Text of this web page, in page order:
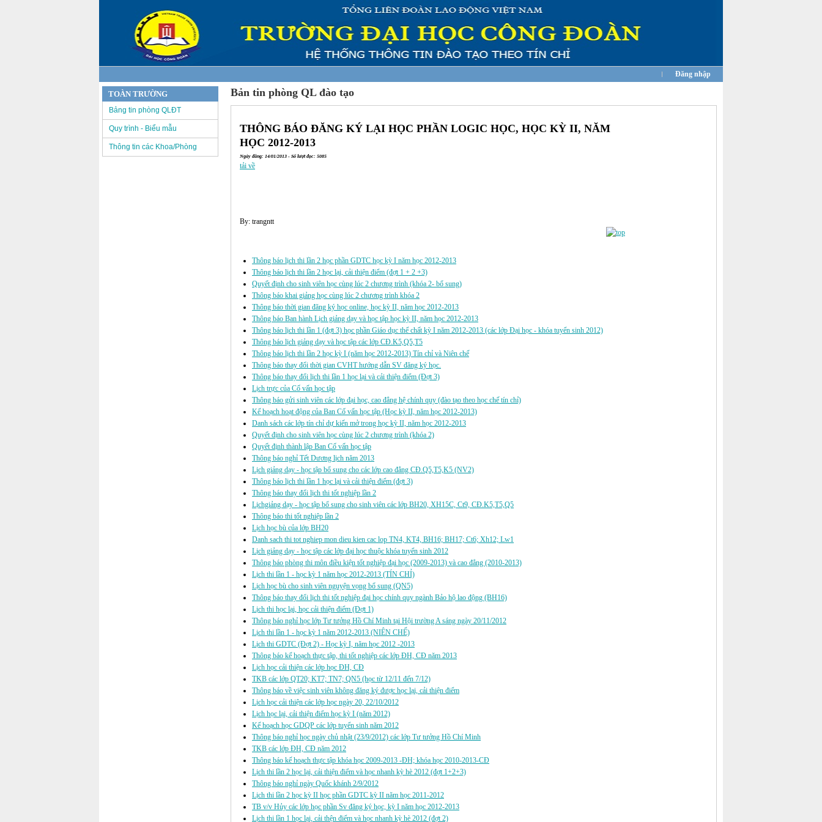
Đăng nhập
Bản tin phòng QL đào tạo
THÔNG BÁO ĐĂNG KÝ LẠI HỌC PHẦN LOGIC HỌC, HỌC KỲ II, NĂM
HỌC 2012-2013
Ngày đăng: 14/01/2013 - Số lượt đọc: 5085
tải về
By: trangntt
Thông báo lịch thi lần 2 học phần GDTC học kỳ I năm học 2012-2013
Thông báo lịch thi lần 2 học lại, cải thiện điểm (đợt 1 + 2 +3)
Quyết định cho sinh viên học cùng lúc 2 chương trình (khóa 2- bổ sung)
Thông báo khai giảng học cùng lúc 2 chương trình khóa 2
Thông báo thời gian đăng ký học online, học kỳ II, năm học 2012-2013
Thông báo Ban hành Lịch giảng dạy và học tập học kỳ II, năm học 2012-2013
Thông báo lịch thi lần 1 (đợt 3) học phần Giáo dục thể chất kỳ I năm 2012-2013 (các lớp Đại học - khóa tuyển sinh 2012)
Thông báo lịch giảng dạy và học tập các lớp CĐ.K5,Q5,T5
Thông báo lịch thi lần 2 học kỳ I (năm học 2012-2013) Tín chỉ và Niên chế
Thông báo thay đổi thời gian CVHT hướng dẫn SV đăng ký học.
Thông báo thay đổi lịch thi lần 1 học lại và cải thiện điểm (Đợt 3)
Lịch trực của Cố vấn học tập
Thông báo gửi sinh viên các lớp đại học, cao đẳng hệ chính quy (đào tạo theo học chế tín chỉ)
Kế hoạch hoạt động của Ban Cố vấn học tập (Học kỳ II, năm học 2012-2013)
Danh sách các lớp tín chỉ dự kiến mở trong học kỳ II, năm học 2012-2013
Quyết định cho sinh viên học cùng lúc 2 chương trình (khóa 2)
Quyết định thành lập Ban Cố vấn học tập
Thông báo nghỉ Tết Dương lịch năm 2013
Lịch giảng dạy - học tập bổ sung cho các lớp cao đẳng CĐ.Q5,T5,K5 (NV2)
Thông báo lịch thi lần 1 học lại và cải thiện điểm (đợt 3)
Thông báo thay đổi lịch thi tốt nghiệp lần 2
Lịchgiảng dạy - học tập bổ sung cho sinh viên các lớp BH20, XH15C, Ct9, CĐ.K5,T5,Q5
Thông báo thi tốt nghiệp lần 2
Lịch học bù của lớp BH20
Danh sach thi tot nghiep mon dieu kien cac lop TN4, KT4, BH16; BH17; Ct6; Xh12; Lw1
Lịch giảng dạy - học tập các lớp đại học thuộc khóa tuyển sinh 2012
Thông báo phòng thi môn điều kiện tốt nghiệp đại học (2009-2013) và cao đẳng (2010-2013)
Lịch thi lần 1 - học kỳ 1 năm học 2012-2013 (TÍN CHỈ)
Lịch học bù cho sinh viên nguyện vọng bổ sung (QN5)
Thông báo thay đổi lịch thi tốt nghiệp đại học chính quy ngành Bảo hộ lao động (BH16)
Lịch thi học lại, học cải thiện điểm (Đợt 1)
Thông báo nghỉ học lớp Tư tưởng Hồ Chí Minh tại Hội trường A sáng ngày 20/11/2012
Lịch thi lần 1 - học kỳ 1 năm 2012-2013 (NIÊN CHẾ)
Lịch thi GDTC (Đợt 2) - Học kỳ I, năm học 2012 -2013
Thông báo kế hoạch thực tập, thi tốt nghiệp các lớp ĐH, CĐ năm 2013
Lịch học cải thiện các lớp học ĐH, CĐ
TKB các lớp QT20; KT7; TN7; QN5 (học từ 12/11 đến 7/12)
Thông báo về việc sinh viên không đăng ký được học lại, cải thiện điểm
Lịch học cải thiện các lớp học ngày 20, 22/10/2012
Lịch học lại, cải thiện điểm học kỳ I (năm 2012)
Kế hoạch học GDQP các lớp tuyển sinh năm 2012
Thông báo nghỉ học ngày chủ nhật (23/9/2012) các lớp Tư tưởng Hồ Chí Minh
TKB các lớp ĐH, CĐ năm 2012
Thông báo kế hoạch thực tập khóa học 2009-2013 -ĐH; khóa học 2010-2013-CĐ
Lịch thi lần 2 học lại, cải thiện điểm và học nhanh kỳ hè 2012 (đợt 1+2+3)
Thông báo nghỉ ngày Quốc khánh 2/9/2012
Lịch thi lần 2 học kỳ II học phần GDTC kỳ II năm học 2011-2012
TB v/v Hủy các lớp học phần Sv đăng ký học, kỳ I năm học 2012-2013
Lịch thi lần 1 học lại, cải thện điểm và học nhanh kỳ hè 2012 (đợt 2)
TOÀN TRƯỜNG
Bảng tin phòng QLĐT
Quy trình - Biểu mẫu
Thông tin các Khoa/Phòng